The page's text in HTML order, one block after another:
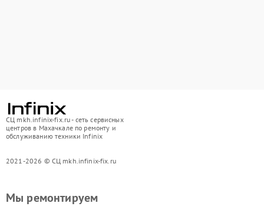
СЦ mkh.infinix-fix.ru - сеть сервисных
центров в Махачкале по ремонту и
обслуживанию техники Infinix
2021-2026 © СЦ mkh.infinix-fix.ru
Мы ремонтируем